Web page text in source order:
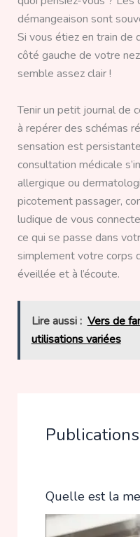
démangeaison sont
Si vous étiez en train de
côté gauche de votre
semble assez clair !
Tenir un petit journal de
à repérer des schémas
sensation est
consultation médicale
allergique ou
picotement passager,
ludique de vous
ce qui se passe dans
simplement votre corps
éveillée et à l’écoute.
Lire aussi : Vers de
utilisations variées
Quelle est la